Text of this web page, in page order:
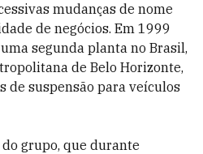
mudanças de nome
de negócios. Em 1999
segunda planta no Brasil,
de Belo Horizonte,
de suspensão para veículos
grupo, que durante